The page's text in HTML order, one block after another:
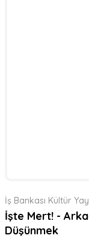
İş Bankası Kültür
İşte Mert! -
Düşünmek